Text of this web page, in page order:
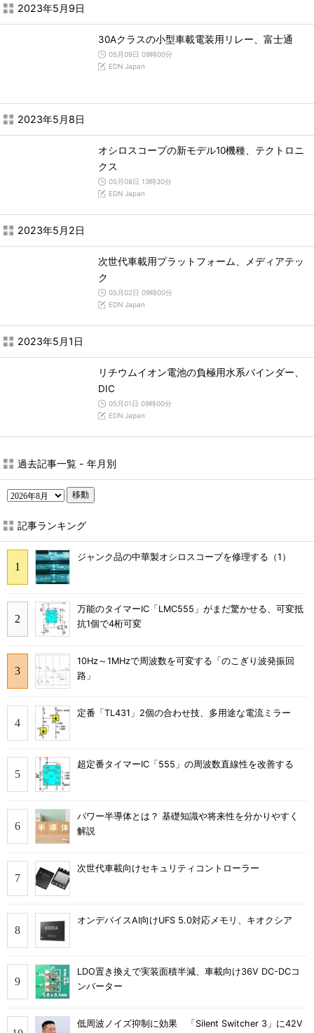
2023年5月9日
30Aクラスの小型車載電装用リレー、富士通
05月09日 09時00分
EDN Japan
2023年5月8日
オシロスコープの新モデル10機種、テクトロニ
クス
05月08日 13時30分
EDN Japan
2023年5月2日
次世代車載用プラットフォーム、メディアテッ
ク
05月02日 09時00分
EDN Japan
2023年5月1日
リチウムイオン電池の負極用水系バインダー、
DIC
05月01日 09時00分
EDN Japan
過去記事一覧 - 年月別
移動
記事ランキング
ジャンク品の中華製オシロスコープを修理する（1）
万能のタイマーIC「LMC555」がまだ驚かせる、可変抵
抗1個で4桁可変
10Hz～1MHzで周波数を可変する「のこぎり波発振回
路」
定番「TL431」2個の合わせ技、多用途な電流ミラー
超定番タイマーIC「555」の周波数直線性を改善する
パワー半導体とは？ 基礎知識や将来性を分かりやすく
解説
次世代車載向けセキュリティコントローラー
オンデバイスAI向けUFS 5.0対応メモリ、キオクシア
LDO置き換えで実装面積半減、車載向け36V DC-DCコ
ンバーター
低周波ノイズ抑制に効果 「Silent Switcher 3」に42V